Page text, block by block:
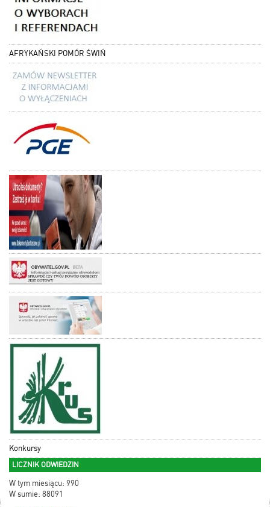
AFRYKAŃSKI POMÓR ŚWIŃ
Konkursy
LICZNIK ODWIEDZIN
W tym miesiącu: 990
W sumie: 88091